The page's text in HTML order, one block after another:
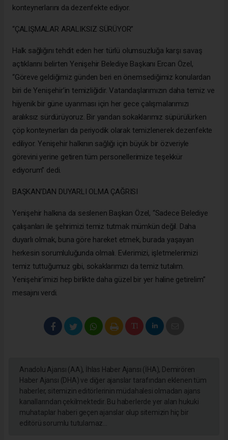
konteynerlarını da dezenfekte ediyor.
“ÇALIŞMALAR ARALIKSIZ SÜRÜYOR”
Halk sağlığını tehdit eden her türlü olumsuzluğa karşı savaş
açtıklarını belirten Yenişehir Belediye Başkanı Ercan Özel,
“Göreve geldiğimiz günden beri en önemsediğimiz konulardan
biri de Yenişehir’in temizliğidir. Vatandaşlarımızın daha temiz ve
hijyenik bir güne uyanması için her gece çalışmalarımızı
aralıksız sürdürüyoruz. Bir yandan sokaklarımız süpürülürken
çöp konteynerları da periyodik olarak temizlenerek dezenfekte
ediliyor. Yenişehir halkının sağlığı için büyük bir özveriyle
görevini yerine getiren tüm personellerimize teşekkür
ediyorum” dedi.
BAŞKAN’DAN DUYARLI OLMA ÇAĞRISI
Yenişehir halkına da seslenen Başkan Özel, “Sadece Belediye
çalışanları ile şehrimizi temiz tutmak mümkün değil. Daha
duyarlı olmak, buna göre hareket etmek, burada yaşayan
herkesin sorumluluğunda olmalı. Evlerimizi, işletmelerimizi
temiz tuttuğumuz gibi, sokaklarımızı da temiz tutalım.
Yenişehir’imizi hep birlikte daha güzel bir yer haline getirelim”
mesajını verdi.
Anadolu Ajansı (AA), İhlas Haber Ajansı (İHA), Demirören
Haber Ajansı (DHA) ve diğer ajanslar tarafından eklenen tüm
haberler, sitemizin editörlerinin müdahalesi olmadan ajans
kanallarından çekilmektedir. Bu haberlerde yer alan hukuki
muhataplar haberi geçen ajanslar olup sitemizin hiç bir
editörü sorumlu tutulamaz...